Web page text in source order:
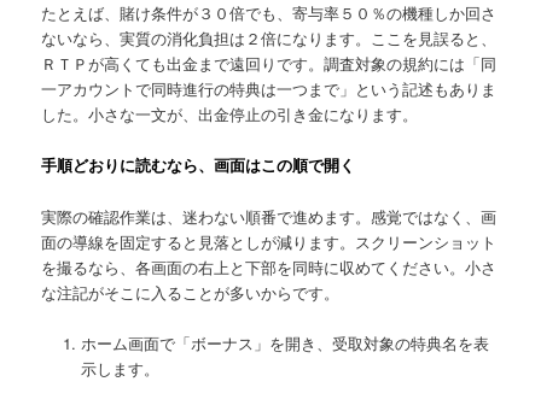
たとえば、賭け条件が３０倍でも、寄与率５０％の機種しか回さ
ないなら、実質の消化負担は２倍になります。ここを見誤ると、
ＲＴＰが高くても出金まで遠回りです。調査対象の規約には「同
一アカウントで同時進行の特典は一つまで」という記述もありま
した。小さな一文が、出金停止の引き金になります。
手順どおりに読むなら、画面はこの順で開く
実際の確認作業は、迷わない順番で進めます。感覚ではなく、画
面の導線を固定すると見落としが減ります。スクリーンショット
を撮るなら、各画面の右上と下部を同時に収めてください。小さ
な注記がそこに入ることが多いからです。
ホーム画面で「ボーナス」を開き、受取対象の特典名を表
示します。